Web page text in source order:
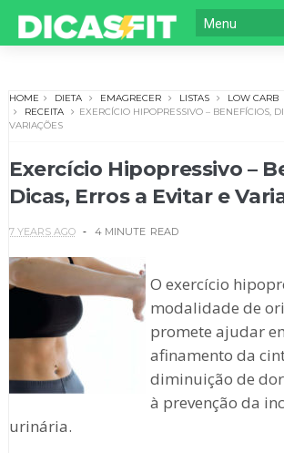
HOME DIETA EMAGRECER LISTAS LOW CARB
RECEITA
EXERCÍCIO HIPOPRESSIVO – BENEFÍCIOS,
VARIAÇÕES
Exercício Hipopressivo –
Dicas, Erros a Evitar e
7 YEARS AGO 4 MINUTE READ
O exercício
modalidade de
promete ajudar
afinamento da
diminuição de
à prevenção da
urinária.